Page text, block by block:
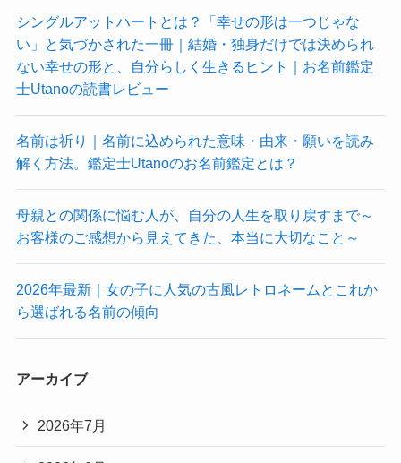
シングルアットハートとは？「幸せの形は一つじゃな
い」と気づかされた一冊｜結婚・独身だけでは決められ
ない幸せの形と、自分らしく生きるヒント｜お名前鑑定
士Utanoの読書レビュー
名前は祈り｜名前に込められた意味・由来・願いを読み
解く方法。鑑定士Utanoのお名前鑑定とは？
母親との関係に悩む人が、自分の人生を取り戻すまで～
お客様のご感想から見えてきた、本当に大切なこと～
2026年最新｜女の子に人気の古風レトロネームとこれか
ら選ばれる名前の傾向
アーカイブ
2026年7月